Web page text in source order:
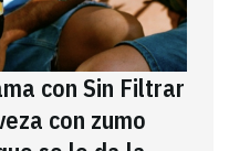
con Sin Filtrar
con zumo